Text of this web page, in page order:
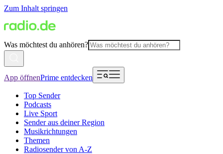
Zum Inhalt springen
Was möchtest du anhören?
App öffnenPrime entdecken
Top Sender
Podcasts
Live Sport
Sender aus deiner Region
Musikrichtungen
Themen
Radiosender von A-Z